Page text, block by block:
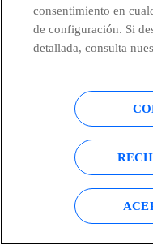
digital a nuestros clientes.
consentimiento en
de configuración. Si
detallada, consulta